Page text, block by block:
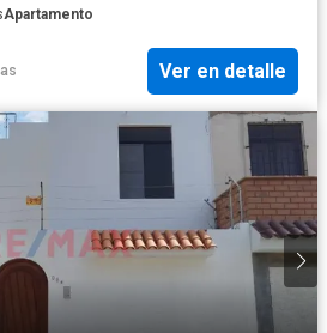
Apartamento
Ver en detalle